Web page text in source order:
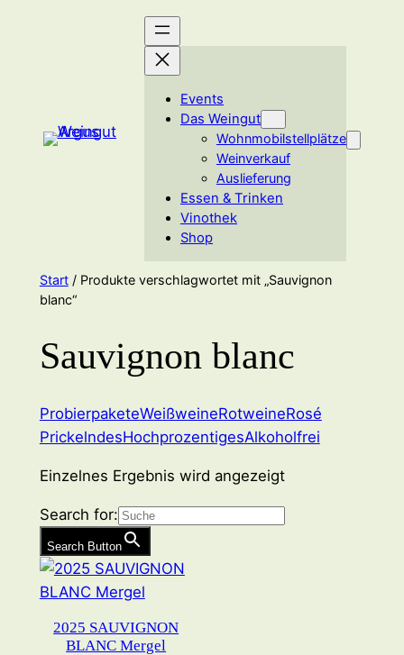
Events
Das Weingut
Wohnmobilstellplätze
Weinverkauf
Auslieferung
Essen & Trinken
Vinothek
Shop
Start/ Produkte verschlagwortet mit „Sauvignon
blanc“
Sauvignon blanc
ProbierpaketeWeißweineRotweineRosé
PrickelndesHochprozentigesAlkoholfrei
Einzelnes Ergebnis wird angezeigt
Search for:
Search Button
2025 SAUVIGNON
BLANC Mergel